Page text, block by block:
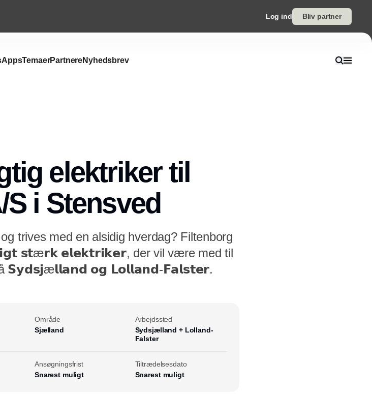
Log ind Bliv partner
AppsTemaerPartnereNyhedsbrev
elektriker til
i Stensved
trives med en alsidig hverdag? Filtenborg
𝘀𝘁æ𝗿𝗸 𝗲𝗹𝗲𝗸𝘁𝗿𝗶𝗸𝗲𝗿, der vil være med til
𝗦𝘆𝗱𝘀𝗷æ𝗹𝗹𝗮𝗻𝗱 𝗼𝗴 𝗟𝗼𝗹𝗹𝗮𝗻𝗱-𝗙𝗮𝗹𝘀𝘁𝗲𝗿.
Område
Sjælland
Arbejdssted
Sydsjælland + Lolland-
Falster
Ansøgningsfrist
Snarest muligt
Tiltrædelsesdato
Snarest muligt